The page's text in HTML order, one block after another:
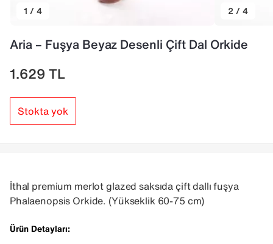
1 / 4 2 / 4
Aria – Fuşya Beyaz Desenli Çift Dal Orkide
1.629 TL
Stokta yok
İthal premium merlot glazed saksıda çift dallı fuşya
Phalaenopsis Orkide. (Yükseklik 60-75 cm)
Ürün Detayları: